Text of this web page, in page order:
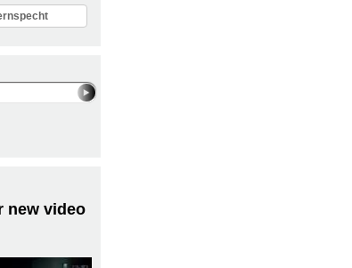
new video